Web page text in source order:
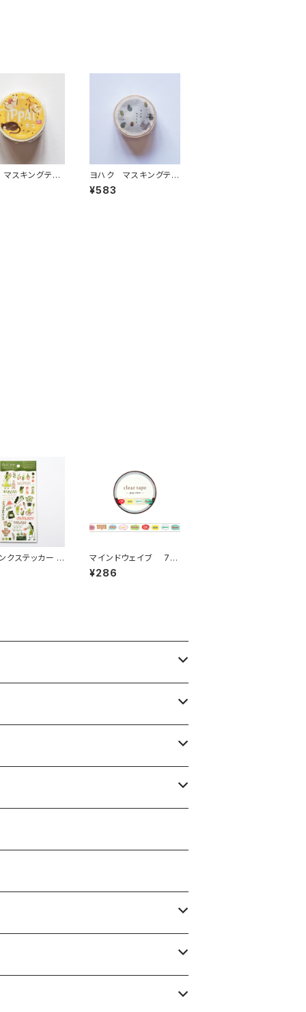
スキングテー
・猫がいっぱい
ヨハク マスキングテ
ープ エゾリス Y-19
0
¥583
クステッカー 8
物をそだて
ーン
マインドウェイブ 7m
m幅クリアテープ箔押し
95643 pop color 吹
¥286